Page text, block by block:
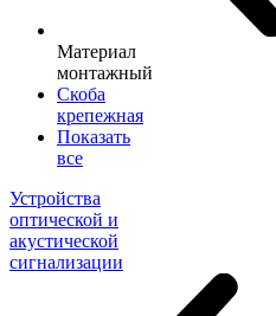
Материал
монтажный
Скоба
крепежная
Показать
все
Устройства
оптической и
акустической
сигнализации